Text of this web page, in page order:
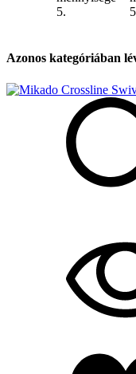
5.
Azonos kategóriában